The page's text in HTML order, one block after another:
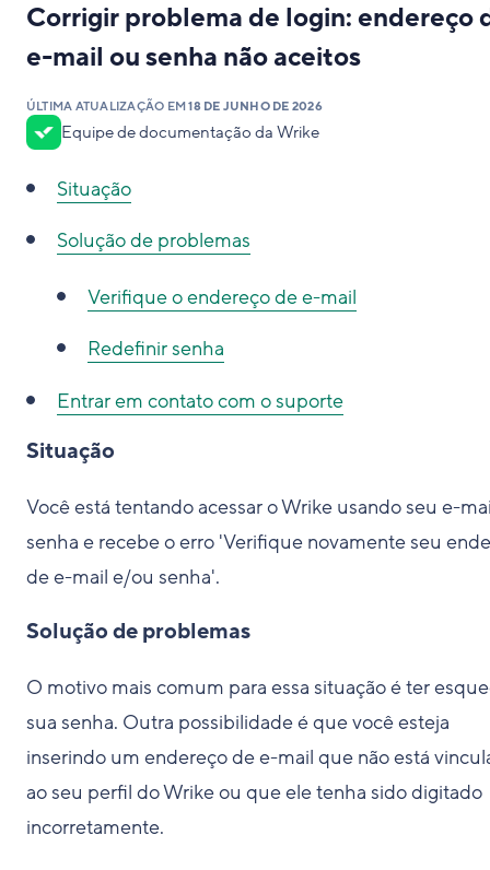
Corrigir problema de login: endereço
e-mail ou senha não aceitos
ÚLTIMA ATUALIZAÇÃO EM18 DE JUNHO DE 2026
Equipe de documentação da Wrike
Situação
Solução de problemas
Verifique o endereço de e-mail
Redefinir senha
Entrar em contato com o suporte
Situação
Você está tentando acessar o Wrike usando seu e-
senha e recebe o erro 'Verifique novamente seu
de e-mail e/ou senha'.
Solução de problemas
O motivo mais comum para essa situação é ter
sua senha. Outra possibilidade é que você esteja
inserindo um endereço de e-mail que não está
ao seu perfil do Wrike ou que ele tenha sido digitado
incorretamente.